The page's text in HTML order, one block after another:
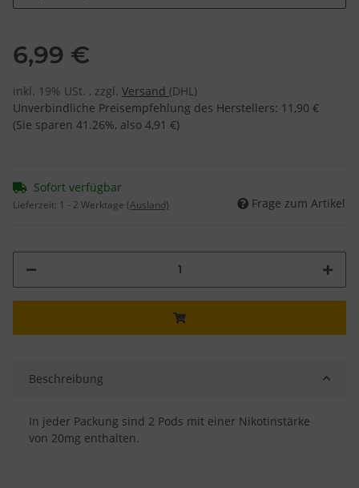
6,99 €
inkl. 19% USt. , zzgl. Versand (DHL)
Unverbindliche Preisempfehlung des Herstellers: 11,90 €
(Sie sparen 41.26%, also 4,91 €)
Sofort verfügbar
Lieferzeit: 1 - 2 Werktage (Ausland) Frage zum Artikel
Beschreibung
In jeder Packung sind 2 Pods mit einer Nikotinstärke
von 20mg enthalten.